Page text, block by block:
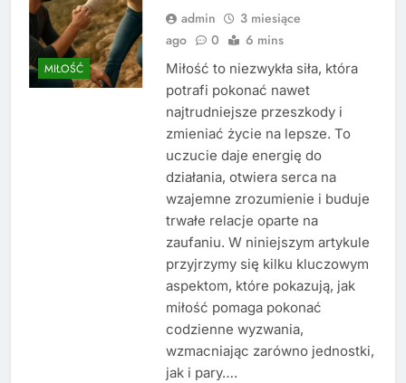
MIŁOŚĆ
admin
3 miesiące
ago
0 6 mins
Miłość to niezwykła siła, która
potrafi pokonać nawet
najtrudniejsze przeszkody i
zmieniać życie na lepsze. To
uczucie daje energię do
działania, otwiera serca na
wzajemne zrozumienie i buduje
trwałe relacje oparte na
zaufaniu. W niniejszym artykule
przyjrzymy się kilku kluczowym
aspektom, które pokazują, jak
miłość pomaga pokonać
codzienne wyzwania,
wzmacniając zarówno jednostki,
jak i pary….